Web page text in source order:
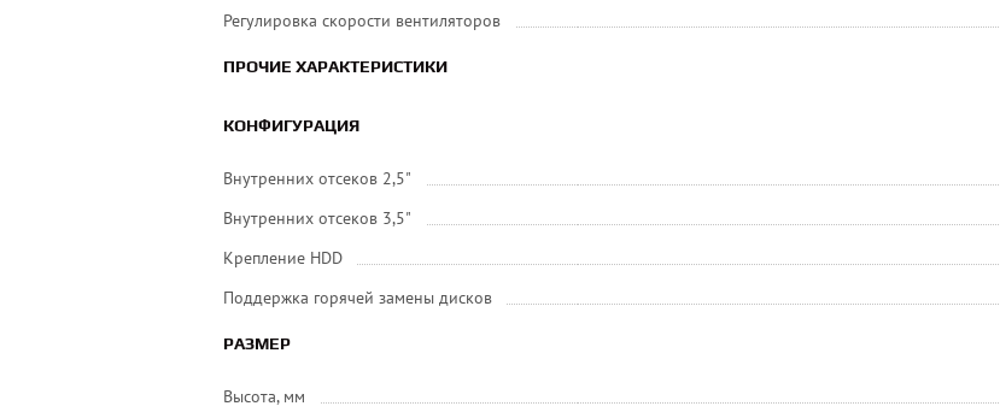
Регулировка скорости вентиляторов
ПРОЧИЕ ХАРАКТЕРИСТИКИ
КОНФИГУРАЦИЯ
Внутренних отсеков 2,5"
Внутренних отсеков 3,5"
Крепление HDD
Поддержка горячей замены дисков
РАЗМЕР
Высота, мм